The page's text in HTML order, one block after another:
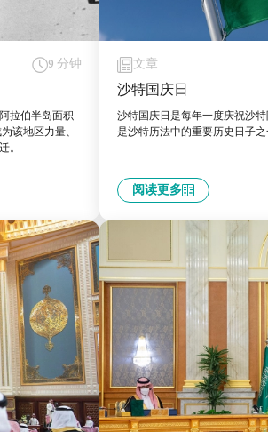
9 分钟
拉伯半岛面积
该地区力量、
。
文章
沙特国庆日
沙特国庆日是每年一度庆祝沙
是沙特历法中的重要历史日子之
阅读更多